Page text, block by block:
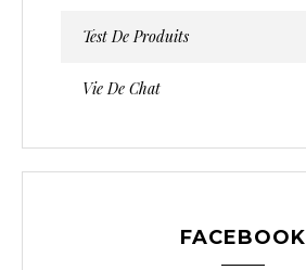
Test De Produits
Vie De Chat
FACEBOOK